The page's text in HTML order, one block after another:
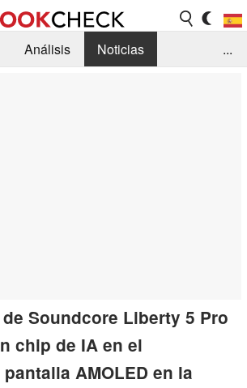
Análisis
Noticias
...
Soundcore Liberty 5 Pro
chip de IA en el
AMOLED en la